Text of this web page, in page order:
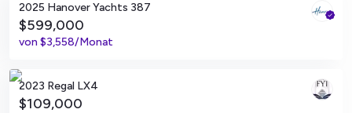
2025 Hanover Yachts 387
$599,000
von $3,558/Monat
2023 Regal LX4
$109,000
Myrtle Beach, South Carolina